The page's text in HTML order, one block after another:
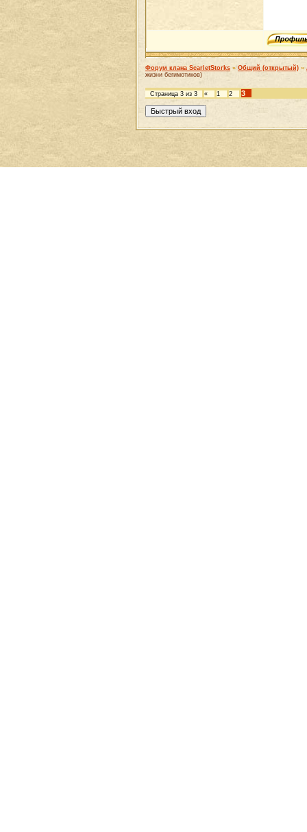
Форум клана ScarletStorks » Общий (открытый) »
жизни бегимотиков)
Страница 3 из 3 « 1 2 3